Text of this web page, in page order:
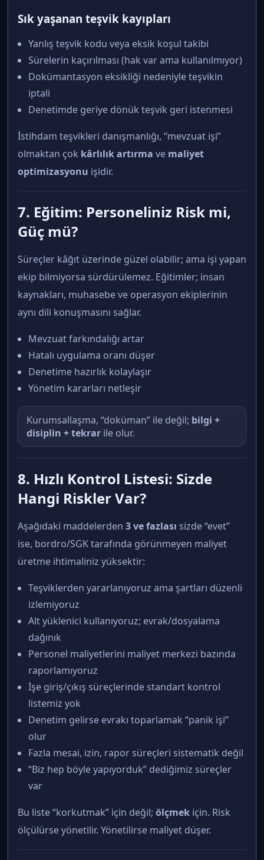
Sık yaşanan teşvik kayıpları
Yanlış teşvik kodu veya eksik koşul takibi
Sürelerin kaçırılması (hak var ama kullanılmıyor)
Dokümantasyon eksikliği nedeniyle teşvikin
iptali
Denetimde geriye dönük teşvik geri istenmesi
İstihdam teşvikleri danışmanlığı, “mevzuat işi”
olmaktan çok kârlılık artırma ve maliyet
optimizasyonu işidir.
7. Eğitim: Personeliniz Risk mi,
Güç mü?
Süreçler kâğıt üzerinde güzel olabilir; ama işi yapan
ekip bilmiyorsa sürdürülemez. Eğitimler; insan
kaynakları, muhasebe ve operasyon ekiplerinin
aynı dili konuşmasını sağlar.
Mevzuat farkındalığı artar
Hatalı uygulama oranı düşer
Denetime hazırlık kolaylaşır
Yönetim kararları netleşir
Kurumsallaşma, “doküman” ile değil; bilgi +
disiplin + tekrar ile olur.
8. Hızlı Kontrol Listesi: Sizde
Hangi Riskler Var?
Aşağıdaki maddelerden 3 ve fazlası sizde “evet”
ise, bordro/SGK tarafında görünmeyen maliyet
üretme ihtimaliniz yüksektir:
Teşviklerden yararlanıyoruz ama şartları düzenli
izlemiyoruz
Alt yüklenici kullanıyoruz; evrak/dosyalama
dağınık
Personel maliyetlerini maliyet merkezi bazında
raporlamıyoruz
İşe giriş/çıkış süreçlerinde standart kontrol
listemiz yok
Denetim gelirse evrakı toparlamak “panik işi”
olur
Fazla mesai, izin, rapor süreçleri sistematik değil
“Biz hep böyle yapıyorduk” dediğimiz süreçler
var
Bu liste “korkutmak” için değil; ölçmek için. Risk
ölçülürse yönetilir. Yönetilirse maliyet düşer.